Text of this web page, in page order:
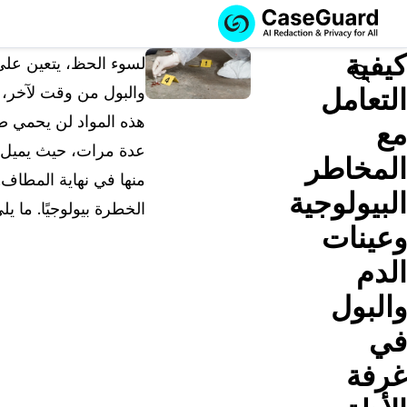
الخدمات
اشترك في
CASEGUARD
STUDIO، أو قم
الميزات
Search
كيفية
التعامل
مع
المخاطر
البيولوجية
وعينات
الدم
والبول
في
غرفة
لسوء الحظ، يتعين
والبول من وقت لآخر،
هذه المواد لن يحمي
عدة مرات، حيث يميل
منها في نهاية
الخطرة بيولوجيًا. ما